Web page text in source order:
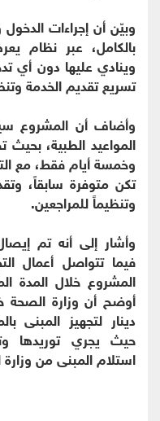
وبيّن أن إجراءات
بالكامل، عبر نظام
وينادي عليها دون أي
تسريع تقديم الخدمة
وأضاف أن المشروع
المواعيد الطبية،
وخمسة أيام فقط، مع
تكن متوفرة سابقاً،
وتنظيماً للمراجعين.
وأشار إلى أنه تم
فيما تتواصل أعمال
المشروع خلال المدة
دينار لتجهيز المبنى
حيث يجري توريدها
استلام المبنى من